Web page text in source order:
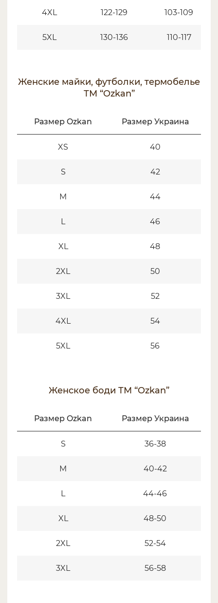
4XL 122-129 103-109
5XL 130-136 110-117
Женские майки, футболки, термобелье
ТМ “Ozkan”
Размер Ozkan Размер Украина
XS 40
S 42
M 44
L 46
XL 48
2XL 50
3XL 52
4XL 54
5XL 56
Женское боди ТМ “Ozkan”
Размер Ozkan Размер Украина
S 36-38
M 40-42
L 44-46
XL 48-50
2XL 52-54
3XL 56-58